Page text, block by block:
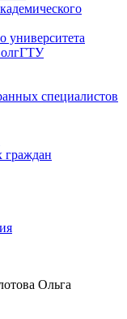
университета
специалистов
граждан
Ольга